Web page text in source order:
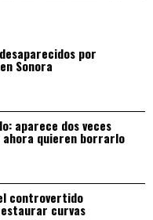
por
Sonora
aparece dos veces
quieren borrarlo
controvertido
curvas